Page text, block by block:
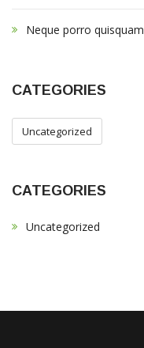
Neque porro quisquam
CATEGORIES
Uncategorized
CATEGORIES
Uncategorized